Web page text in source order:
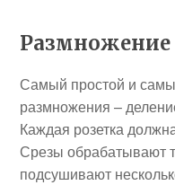
Размножение
Самый простой и
размножения –
Каждая розетка
Срезы обрабатывают
подсушивают